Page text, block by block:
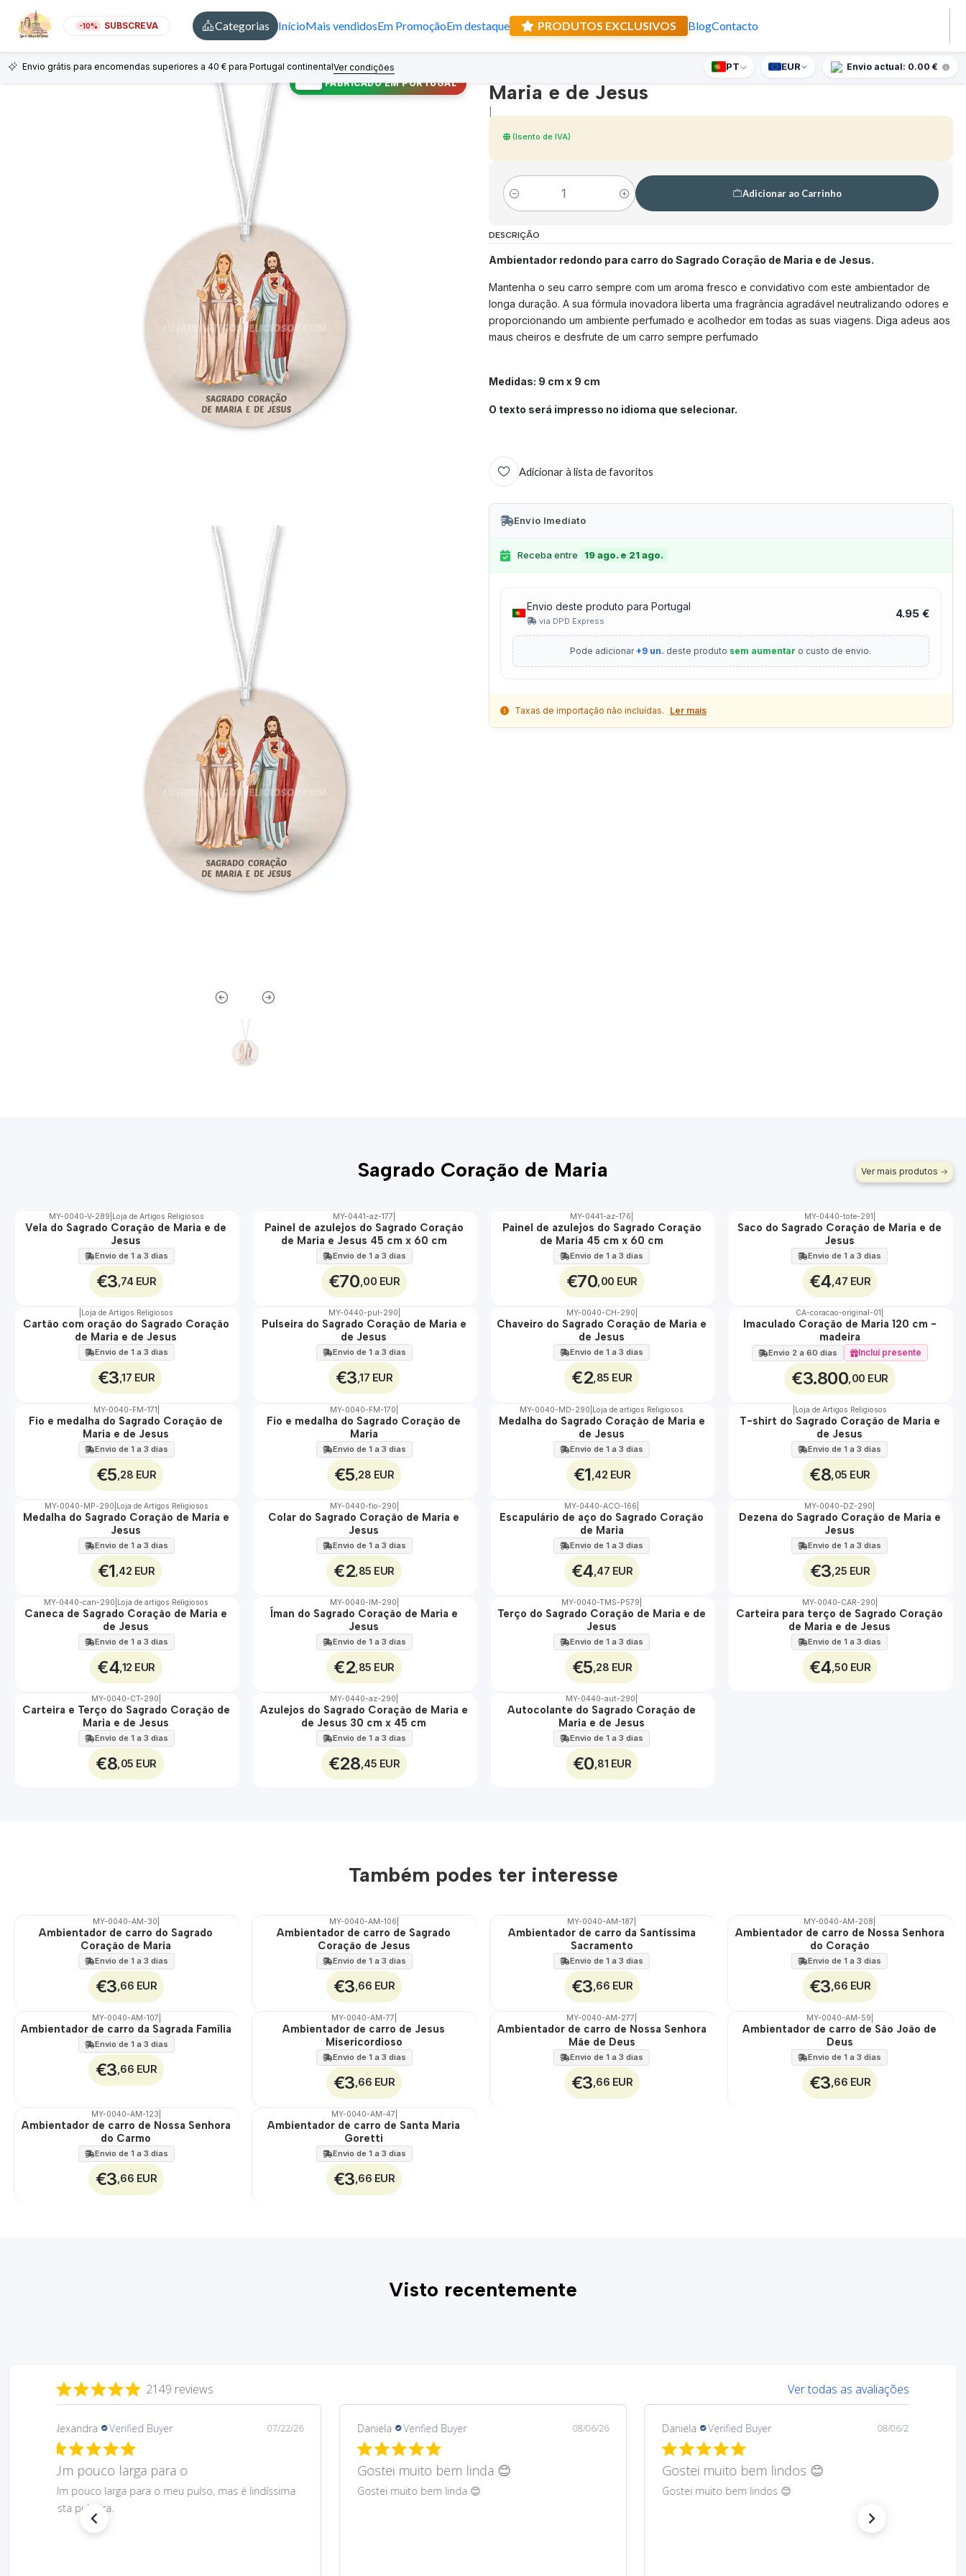
-10% SUBSCREVA Categorias InícioMais vendidosEm PromoçãoEm destaque PRODUTOS EXCLUSIVOS BlogContacto
Envio grátis para encomendas superiores a 40 € para Portugal continentalVer condições Recebe presente supresa para encomendas superiores a 90€
PT EUR Envio actual: 0.00 €
FABRICADO EM PORTUGAL
Ambientador de carro do Sagrado Coração de
Maria e de Jesus
(Isento de IVA)
Quantidade
Adicionar ao Carrinho
DESCRIÇÃO
Ambientador redondo para carro do Sagrado Coração de Maria e de Jesus.
Mantenha o seu carro sempre com um aroma fresco e convidativo com este ambientador de
longa duração. A sua fórmula inovadora liberta uma fragrância agradável neutralizando odores e
proporcionando um ambiente perfumado e acolhedor em todas as suas viagens. Diga adeus aos
maus cheiros e desfrute de um carro sempre perfumado
Medidas: 9 cm x 9 cm
O texto será impresso no idioma que selecionar.
Adicionar à lista de favoritos
Envio Imediato
Receba entre 19 ago. e 21 ago.
Envio deste produto para Portugal
via DPD Express
4.95 €
Pode adicionar+9 un. deste produto sem aumentar o custo de envio.
Taxas de importação não incluídas. Ler mais
Sagrado Coração de Maria Ver mais produtos
🇵🇹
MY-0040-V-289 Loja de Artigos Religiosos
Vela do Sagrado Coração de Maria e de
Jesus
Envio de 1 a 3 dias
€3 ,74 EUR
🇵🇹
100%
MY-0441-az-177
Painel de azulejos do Sagrado Coração
de Maria e Jesus 45 cm x 60 cm
Envio de 1 a 3 dias
€70 ,00 EUR
🇵🇹
MY-0441-az-176
Painel de azulejos do Sagrado Coração
de Maria 45 cm x 60 cm
Envio de 1 a 3 dias
€70 ,00 EUR
🇵🇹
MY-0440-tote-291
Saco do Sagrado Coração de Maria e de
Jesus
Envio de 1 a 3 dias
€4 ,47 EUR
🇵🇹
Loja de Artigos Religiosos
Cartão com oração do Sagrado Coração
de Maria e de Jesus
Envio de 1 a 3 dias
€3 ,17 EUR
🇵🇹
MY-0440-pul-290
Pulseira do Sagrado Coração de Maria e
de Jesus
Envio de 1 a 3 dias
€3 ,17 EUR
🇵🇹
MY-0040-CH-290
Chaveiro do Sagrado Coração de Maria e
de Jesus
Envio de 1 a 3 dias
€2 ,85 EUR
🇵🇹
EXCLUSIVO
CA-coracao-original-01
Imaculado Coração de Maria 120 cm -
madeira
Envio 2 a 60 dias Incluí presente
€3.800 ,00 EUR
ÁGUA
MY-0040-FM-171
Fio e medalha do Sagrado Coração de
Maria e de Jesus
Envio de 1 a 3 dias
€5 ,28 EUR
ÁGUA
MY-0040-FM-170
Fio e medalha do Sagrado Coração de
Maria
Envio de 1 a 3 dias
€5 ,28 EUR
🇵🇹
MY-0040-MD-290 Loja de artigos Religiosos
Medalha do Sagrado Coração de Maria e
de Jesus
Envio de 1 a 3 dias
€1 ,42 EUR
🇵🇹
Loja de Artigos Religiosos
T-shirt do Sagrado Coração de Maria e
de Jesus
Envio de 1 a 3 dias
€8 ,05 EUR
🇵🇹
MY-0040-MP-290 Loja de Artigos Religiosos
Medalha do Sagrado Coração de Maria e
Jesus
Envio de 1 a 3 dias
€1 ,42 EUR
🇵🇹
MY-0440-fio-290
Colar do Sagrado Coração de Maria e
Jesus
Envio de 1 a 3 dias
€2 ,85 EUR
🇵🇹
MY-0440-ACO-166
Escapulário de aço do Sagrado Coração
de Maria
Envio de 1 a 3 dias
€4 ,47 EUR
🇵🇹
MY-0040-DZ-290
Dezena do Sagrado Coração de Maria e
Jesus
Envio de 1 a 3 dias
€3 ,25 EUR
🇵🇹
MY-0440-can-290 Loja de artigos Religiosos
Caneca de Sagrado Coração de Maria e
de Jesus
Envio de 1 a 3 dias
€4 ,12 EUR
🇵🇹
MY-0040-IM-290
Íman do Sagrado Coração de Maria e
Jesus
Envio de 1 a 3 dias
€2 ,85 EUR
🇵🇹
MY-0040-TMS-P579
Terço do Sagrado Coração de Maria e de
Jesus
Envio de 1 a 3 dias
€5 ,28 EUR
🇵🇹
MY-0040-CAR-290
Carteira para terço de Sagrado Coração
de Maria e de Jesus
Envio de 1 a 3 dias
€4 ,50 EUR
🇵🇹
MY-0040-CT-290
Carteira e Terço do Sagrado Coração de
Maria e de Jesus
Envio de 1 a 3 dias
€8 ,05 EUR
🇵🇹
MY-0440-az-290
Azulejos do Sagrado Coração de Maria e
de Jesus 30 cm x 45 cm
Envio de 1 a 3 dias
€28 ,45 EUR
🇵🇹
MY-0440-aut-290
Autocolante do Sagrado Coração de
Maria e de Jesus
Envio de 1 a 3 dias
€0 ,81 EUR
Também podes ter interesse
🇵🇹
MY-0040-AM-30
Ambientador de carro do Sagrado
Coração de Maria
Envio de 1 a 3 dias
€3 ,66 EUR
🇵🇹
MY-0040-AM-106
Ambientador de carro de Sagrado
Coração de Jesus
Envio de 1 a 3 dias
€3 ,66 EUR
🇵🇹
MY-0040-AM-187
Ambientador de carro da Santíssima
Sacramento
Envio de 1 a 3 dias
€3 ,66 EUR
🇵🇹
MY-0040-AM-208
Ambientador de carro de Nossa Senhora
do Coração
Envio de 1 a 3 dias
€3 ,66 EUR
🇵🇹
MY-0040-AM-107
Ambientador de carro da Sagrada Família
Envio de 1 a 3 dias
€3 ,66 EUR
🇵🇹
MY-0040-AM-77
Ambientador de carro de Jesus
Misericordioso
Envio de 1 a 3 dias
€3 ,66 EUR
🇵🇹
MY-0040-AM-277
Ambientador de carro de Nossa Senhora
Mãe de Deus
Envio de 1 a 3 dias
€3 ,66 EUR
🇵🇹
MY-0040-AM-59
Ambientador de carro de São João de
Deus
Envio de 1 a 3 dias
€3 ,66 EUR
🇵🇹
MY-0040-AM-123
Ambientador de carro de Nossa Senhora
do Carmo
Envio de 1 a 3 dias
€3 ,66 EUR
🇵🇹
MY-0040-AM-47
Ambientador de carro de Santa Maria
Goretti
Envio de 1 a 3 dias
€3 ,66 EUR
Visto recentemente
2149 reviews Ver todas as avaliações
Daniela Verified Buyer 08/06/26
Gostei muito bem linda 😊
Gostei muito bem linda 😊
Daniela Verified Buyer 08/06/26
Gostei muito bem lindos 😊
Gostei muito bem lindos 😊
Mary Verified Buyer 08/05/26
Hard to find Saint
Absolutely wonderful!